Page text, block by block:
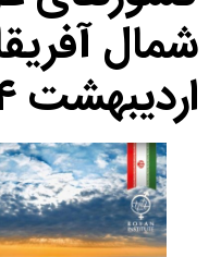
اردیبهشت ۱۴۰۴